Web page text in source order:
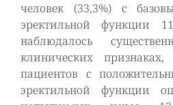
человек (33,3%) с
эректильной функции
наблюдалось
клинических
пациентов с
эректильной функции